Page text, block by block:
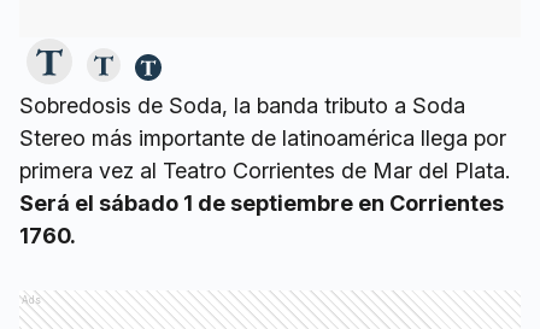
Sobredosis de Soda, la banda tributo a Soda
Stereo más importante de latinoamérica llega por
primera vez al Teatro Corrientes de Mar del Plata.
Será el sábado 1 de septiembre en Corrientes
1760.
Ads